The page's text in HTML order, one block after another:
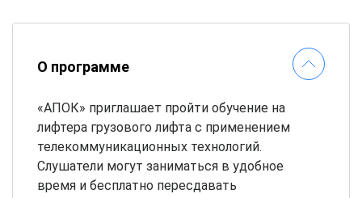
О программе
«АПОК» приглашает пройти обучение на
лифтера грузового лифта с применением
телекоммуникационных технологий.
Слушатели могут заниматься в удобное
время и бесплатно пересдавать